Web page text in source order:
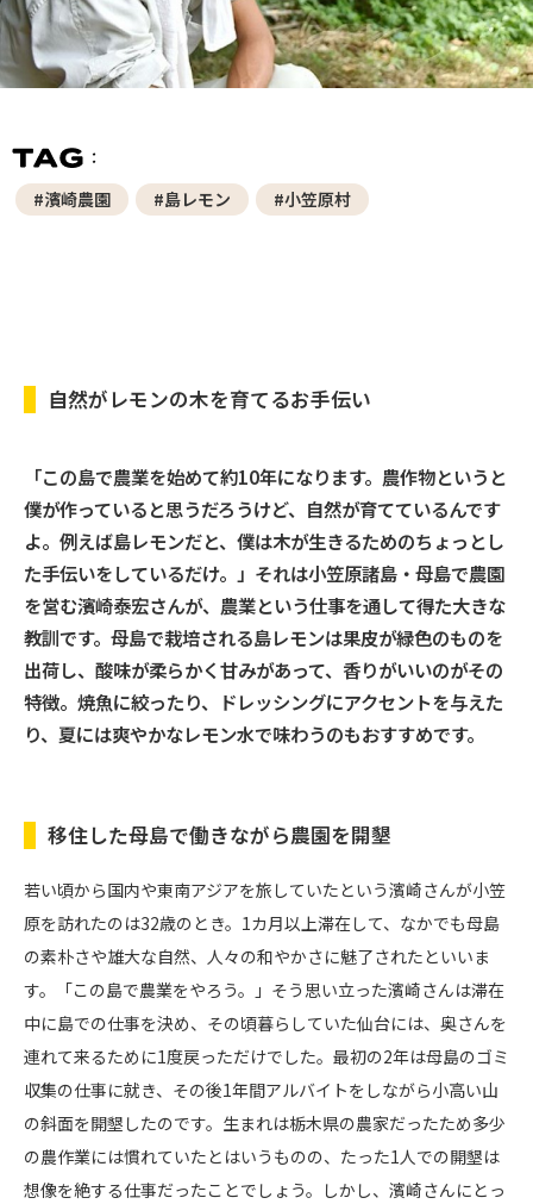
#濱崎農園 #島レモン #小笠原村
自然がレモンの木を育てるお手伝い
「この島で農業を始めて約10年になります。農作物というと
僕が作っていると思うだろうけど、自然が育てているんです
よ。例えば島レモンだと、僕は木が生きるためのちょっとし
た手伝いをしているだけ。」それは小笠原諸島・母島で農園
を営む濱崎泰宏さんが、農業という仕事を通して得た大きな
教訓です。母島で栽培される島レモンは果皮が緑色のものを
出荷し、酸味が柔らかく甘みがあって、香りがいいのがその
特徴。焼魚に絞ったり、ドレッシングにアクセントを与えた
り、夏には爽やかなレモン水で味わうのもおすすめです。
移住した母島で働きながら農園を開墾
若い頃から国内や東南アジアを旅していたという濱崎さんが小笠
原を訪れたのは32歳のとき。1カ月以上滞在して、なかでも母島
の素朴さや雄大な自然、人々の和やかさに魅了されたといいま
す。「この島で農業をやろう。」そう思い立った濱崎さんは滞在
中に島での仕事を決め、その頃暮らしていた仙台には、奥さんを
連れて来るために1度戻っただけでした。最初の2年は母島のゴミ
収集の仕事に就き、その後1年間アルバイトをしながら小高い山
の斜面を開墾したのです。生まれは栃木県の農家だったため多少
の農作業には慣れていたとはいうものの、たった1人での開墾は
想像を絶する仕事だったことでしょう。しかし、濱崎さんにとっ